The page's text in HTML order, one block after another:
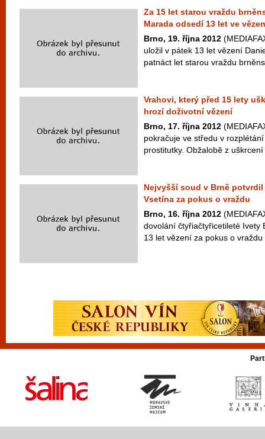
Za 15 let starou vraždu
Marada odsedí 13 let ve
Brno, 19. října 2012
uložil v pátek 13 let vězení
patnáct let starou vraždu
Vrahovi, který před 15 lety
hrozí doživotní vězení
Brno, 17. října 2012
pokračuje ve středu v
prostitutky. Obžalobě z
Nejvyšší soud v Brně potvrdil
Vsetína za pokus o vraždu
Brno, 16. října 2012
dovolání čtyřiačtyřicetileté Ivety
13 let vězení za pokus o